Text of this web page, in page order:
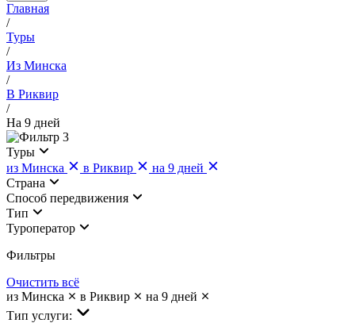
Главная
/
Туры
/
Из Минска
/
В Риквир
/
На 9 дней
3
Туры
из Минска
в Риквир
на 9 дней
Страна
Cпособ передвижения
Тип
Туроператор
Фильтры
Очистить всё
из Минска
в Риквир
на 9 дней
Тип услуги: